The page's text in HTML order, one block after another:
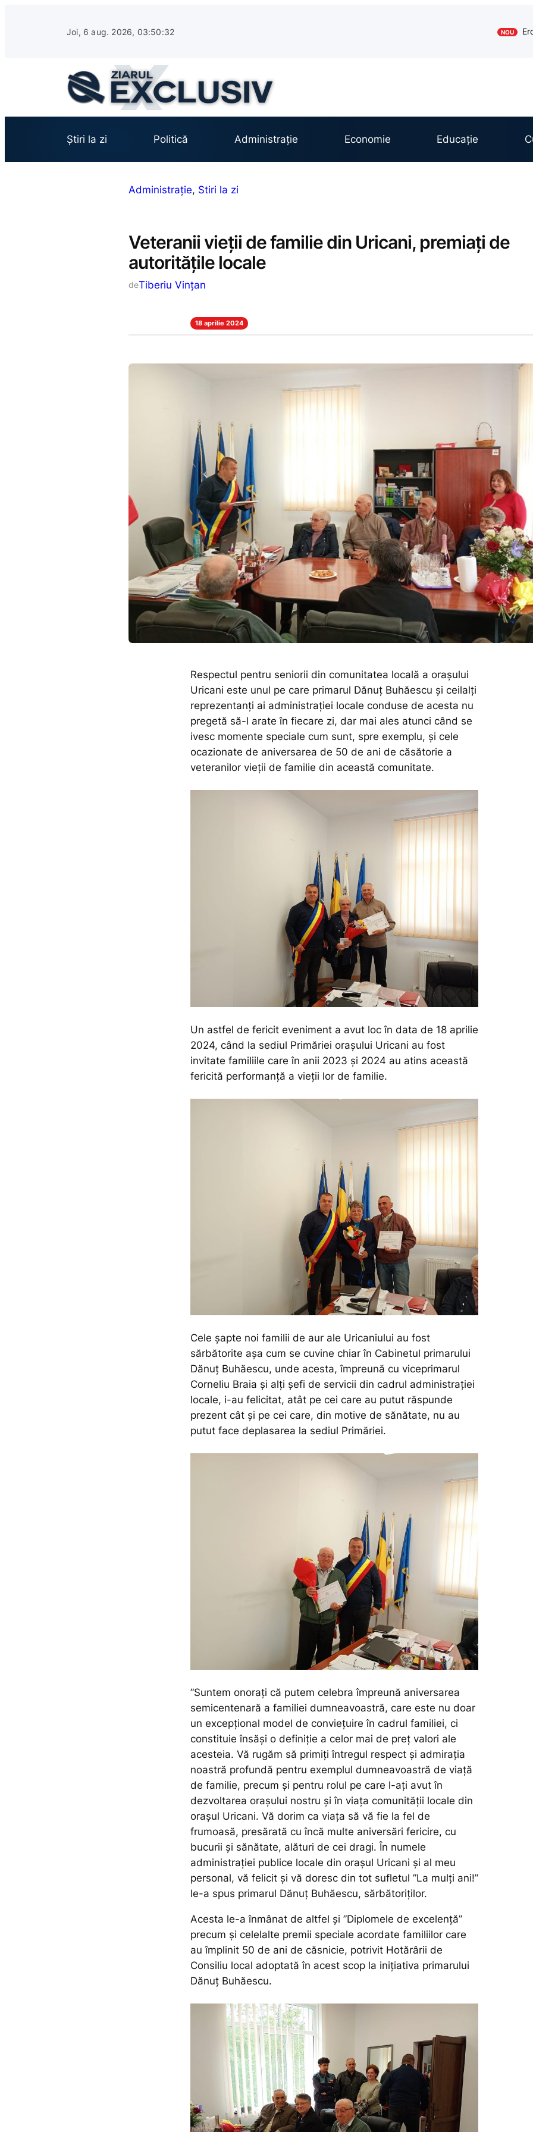
Joi, 6 aug. 2026, 03:50:33 NOU
Știri la zi Politică Administrație Economie Educație
Administrație, Stiri la zi
Veteranii vieții de familie din Uricani, premiați de
autoritățile locale
deTiberiu Vințan
18 aprilie 2024
Respectul pentru seniorii din comunitatea locală a orașului
Uricani este unul pe care primarul Dănuț Buhăescu și ceilalți
reprezentanți ai administrației locale conduse de acesta nu
pregetă să-l arate în fiecare zi, dar mai ales atunci când se
ivesc momente speciale cum sunt, spre exemplu, și cele
ocazionate de aniversarea de 50 de ani de căsătorie a
veteranilor vieții de familie din această comunitate.
Un astfel de fericit eveniment a avut loc în data de 18 aprilie
2024, când la sediul Primăriei orașului Uricani au fost
invitate familiile care în anii 2023 și 2024 au atins această
fericită performanță a vieții lor de familie.
Cele șapte noi familii de aur ale Uricaniului au fost
sărbătorite așa cum se cuvine chiar în Cabinetul primarului
Dănuț Buhăescu, unde acesta, împreună cu viceprimarul
Corneliu Braia și alți șefi de servicii din cadrul administrației
locale, i-au felicitat, atât pe cei care au putut răspunde
prezent cât și pe cei care, din motive de sănătate, nu au
putut face deplasarea la sediul Primăriei.
”Suntem onorați că putem celebra împreună aniversarea
semicentenară a familiei dumneavoastră, care este nu doar
un excepțional model de conviețuire în cadrul familiei, ci
constituie însăși o definiție a celor mai de preț valori ale
acesteia. Vă rugăm să primiți întregul respect și admirația
noastră profundă pentru exemplul dumneavoastră de viață
de familie, precum și pentru rolul pe care l-ați avut în
dezvoltarea orașului nostru și în viața comunității locale din
orașul Uricani. Vă dorim ca viața să vă fie la fel de
frumoasă, presărată cu încă multe aniversări fericire, cu
bucurii și sănătate, alături de cei dragi. În numele
administrației publice locale din orașul Uricani și al meu
personal, vă felicit și vă doresc din tot sufletul ”La mulți ani!”
le-a spus primarul Dănuț Buhăescu, sărbătoriților.
Acesta le-a înmânat de altfel și ”Diplomele de excelență”
precum și celelalte premii speciale acordate familiilor care
au împlinit 50 de ani de căsnicie, potrivit Hotărârii de
Consiliu local adoptată în acest scop la inițiativa primarului
Dănuț Buhăescu.